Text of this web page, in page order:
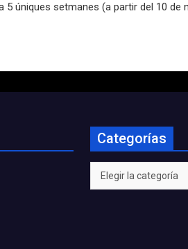
5 úniques setmanes (a partir del 10 de
Categorías
Categorías